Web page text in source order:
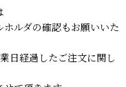
ルダの確認もお願いいた
日経過したご注文に関し